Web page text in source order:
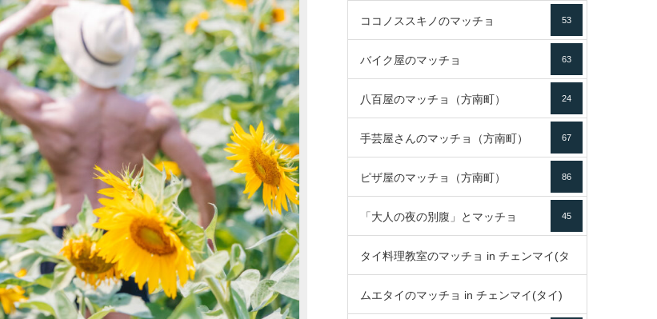
ココノススキノのマッチョ 53
バイク屋のマッチョ 63
八百屋のマッチョ（方南町） 24
手芸屋さんのマッチョ（方南町） 67
ピザ屋のマッチョ（方南町） 86
「大人の夜の別腹」とマッチョ 45
タイ料理教室のマッチョ in チェンマイ(タ
イ)
ムエタイのマッチョ in チェンマイ(タイ)